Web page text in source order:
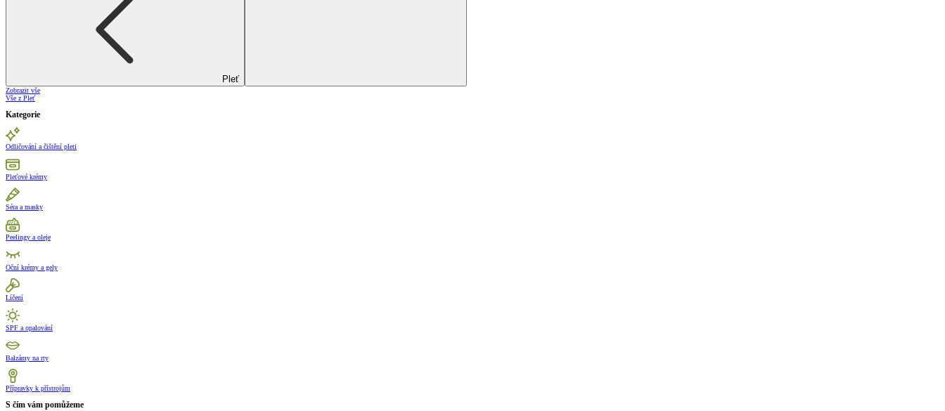
Pleť
Zobrazit vše
Vše z Pleť
Kategorie
Odličování a čištění pleti
Pleťové krémy
Séra a masky
Peelingy a oleje
Oční krémy a gely
Líčení
SPF a opalování
Balzámy na rty
Přípravky k přístrojům
S čím vám pomůžeme